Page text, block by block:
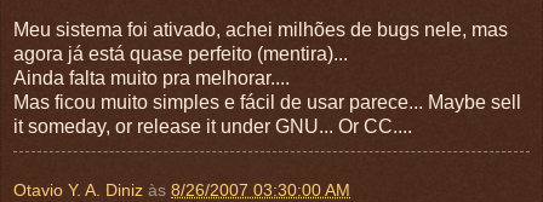
Meu sistema foi ativado, achei milhões de bugs nele, mas
agora já está quase perfeito (mentira)...
Ainda falta muito pra melhorar....
Mas ficou muito simples e fácil de usar parece... Maybe sell
it someday, or release it under GNU... Or CC....
Otavio Y. A. Diniz às 8/26/2007 03:30:00 AM